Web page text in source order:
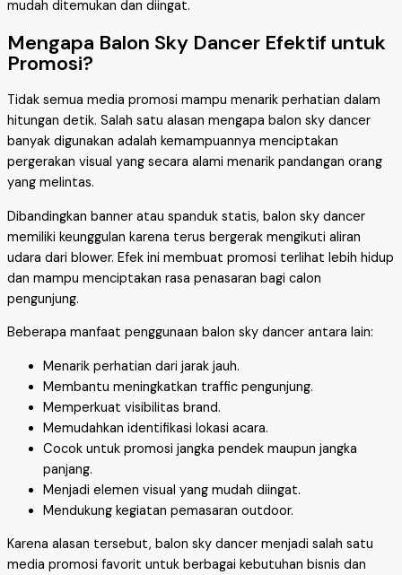
mudah ditemukan dan diingat.
Mengapa Balon Sky Dancer Efektif untuk
Promosi?
Tidak semua media promosi mampu menarik perhatian dalam
hitungan detik. Salah satu alasan mengapa balon sky dancer
banyak digunakan adalah kemampuannya menciptakan
pergerakan visual yang secara alami menarik pandangan orang
yang melintas.
Dibandingkan banner atau spanduk statis, balon sky dancer
memiliki keunggulan karena terus bergerak mengikuti aliran
udara dari blower. Efek ini membuat promosi terlihat lebih hidup
dan mampu menciptakan rasa penasaran bagi calon
pengunjung.
Beberapa manfaat penggunaan balon sky dancer antara lain:
Menarik perhatian dari jarak jauh.
Membantu meningkatkan traffic pengunjung.
Memperkuat visibilitas brand.
Memudahkan identifikasi lokasi acara.
Cocok untuk promosi jangka pendek maupun jangka
panjang.
Menjadi elemen visual yang mudah diingat.
Mendukung kegiatan pemasaran outdoor.
Karena alasan tersebut, balon sky dancer menjadi salah satu
media promosi favorit untuk berbagai kebutuhan bisnis dan